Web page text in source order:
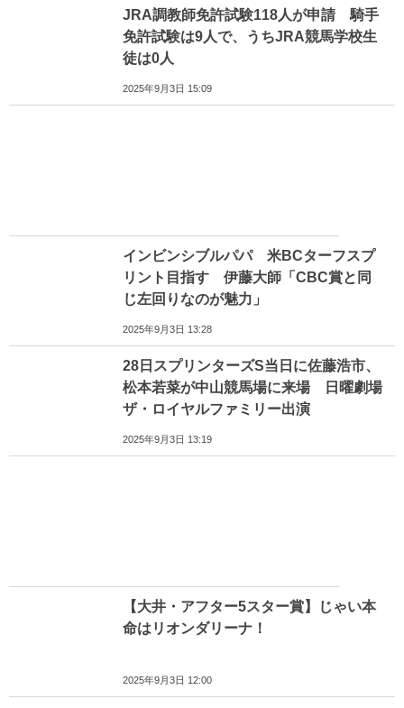
JRA調教師免許試験118人が申請 騎手
免許試験は9人で、うちJRA競馬学校生
徒は0人
2025年9月3日 15:09
インビンシブルパパ 米BCターフスプ
リント目指す 伊藤大師「CBC賞と同
じ左回りなのが魅力」
2025年9月3日 13:28
28日スプリンターズS当日に佐藤浩市、
松本若菜が中山競馬場に来場 日曜劇場
ザ・ロイヤルファミリー出演
2025年9月3日 13:19
【大井・アフター5スター賞】じゃい本
命はリオンダリーナ！
2025年9月3日 12:00